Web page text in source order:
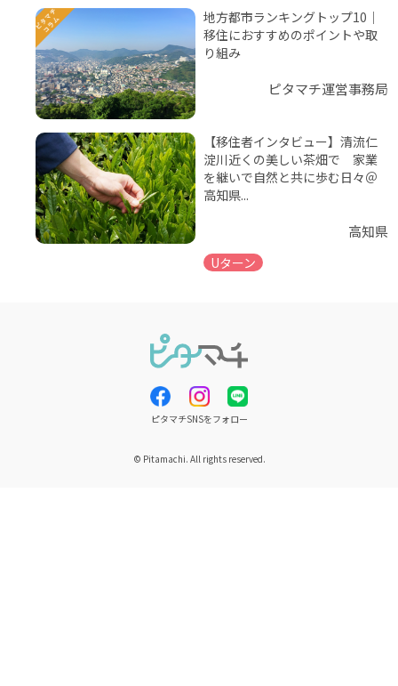
地方都市ランキングトップ10｜
移住におすすめのポイントや取
り組み
ピタマチ運営事務局
【移住者インタビュー】清流仁
淀川近くの美しい茶畑で 家業
を継いで自然と共に歩む日々＠
高知県...
高知県
Uターン
ピタマチSNSをフォロー
© Pitamachi. All rights reserved.